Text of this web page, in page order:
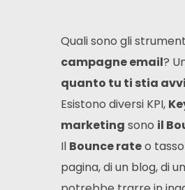
Quali sono gli
campagne email?
quanto tu ti stia
Esistono diversi KPI,
marketing sono il
Il Bounce rateo
pagina, di un blog, di